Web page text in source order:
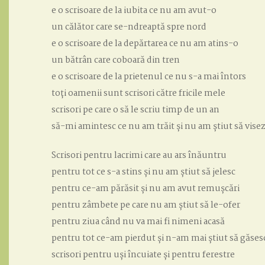
e o scrisoare de la iubita ce nu am avut-o
un călător care se-ndreaptă spre nord
e o scrisoare de la depărtarea ce nu am atins-o
un bătrân care coboară din tren
e o scrisoare de la prietenul ce nu s-a mai întors
toți oamenii sunt scrisori către fricile mele
scrisori pe care o să le scriu timp de un an
să-mi amintesc ce nu am trăit și nu am știut să visez
Scrisori pentru lacrimi care au ars înăuntru
pentru tot ce s-a stins și nu am știut să jelesc
pentru ce-am părăsit și nu am avut remușcări
pentru zâmbete pe care nu am știut să le-ofer
pentru ziua când nu va mai fi nimeni acasă
pentru tot ce-am pierdut și n-am mai știut să
scrisori pentru uși încuiate și pentru ferestre